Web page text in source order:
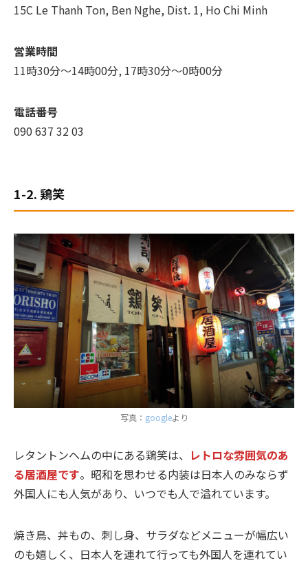
15C Le Thanh Ton, Ben Nghe, Dist. 1, Ho Chi Minh
営業時間
11時30分～14時00分, 17時30分～0時00分
電話番号
090 637 32 03
1-2. 鶏笑
写真： googleより
レタントンヘムの中にある鶏笑は、 レトロな雰囲気のあ
る居酒屋です。昭和を思わせる内装は日本人のみならず
外国人にも人気があり、いつでも人で溢れています。
焼き鳥、丼もの、刺し身、サラダなどメニューが幅広い
のも嬉しく、日本人を連れて行っても外国人を連れてい